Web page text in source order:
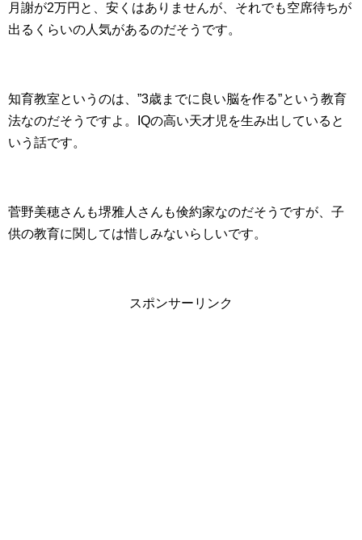
月謝が2万円と、安くはありませんが、それでも空席待ちが
出るくらいの人気があるのだそうです。
知育教室というのは、”3歳までに良い脳を作る”という教育
法なのだそうですよ。IQの高い天才児を生み出していると
いう話です。
菅野美穂さんも堺雅人さんも倹約家なのだそうですが、子
供の教育に関しては惜しみないらしいです。
スポンサーリンク